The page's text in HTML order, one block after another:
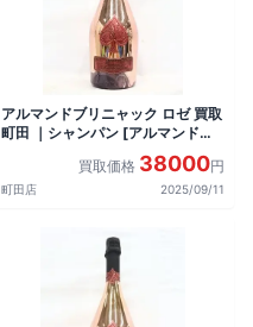
アルマンドブリニャック ロゼ 買取
町田 ｜シャンパン [アルマンドブ
リニャック ロゼ]をお酒
買取価格 38000円
町田店 2025/09/11